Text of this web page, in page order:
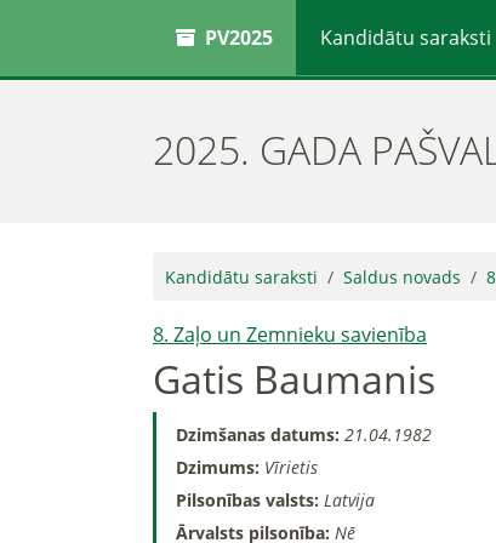
PV2025 Kandidātu saraksti
2025. GADA
Kandidātu saraksti Saldus novads
8. Zaļo un Zemnieku savienība
Gatis Baumanis
Dzimšanas datums: 21.04.1982
Dzimums: Vīrietis
Pilsonības valsts: Latvija
Ārvalsts pilsonība: Nē